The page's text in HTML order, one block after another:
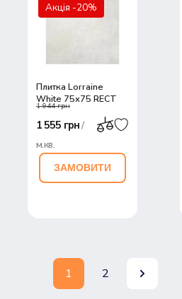
Акція -20%
Плитка Lorraine
White 75х75 RECT
1 944 грн
1 555 грн/
м.кв.
ЗАМОВИТИ
1 2